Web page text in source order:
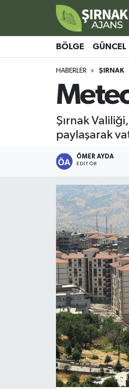
BÖLGE GÜNCEL
HABERLER ŞIRNAK
Şırnak
paylaşarak
ÖMER AYDA
EDITÖR
Bölge
Ekonomi
Kültür - Sanat
Siyaset
Teknoloji
Yazarlar
Şırnak Nöbetçi Eczaneler
Şirnak Namaz Vakitleri
Süper Lig Puan Durumu
Tüm Manşetler
Son Dakika Haberleri
Haber Arşivi